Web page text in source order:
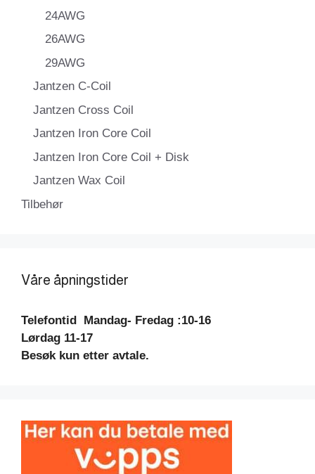
24AWG
26AWG
29AWG
Jantzen C-Coil
Jantzen Cross Coil
Jantzen Iron Core Coil
Jantzen Iron Core Coil + Disk
Jantzen Wax Coil
Tilbehør
Våre åpningstider
Telefontid Mandag- Fredag :10-16
Lørdag 11-17
Besøk kun etter avtale.